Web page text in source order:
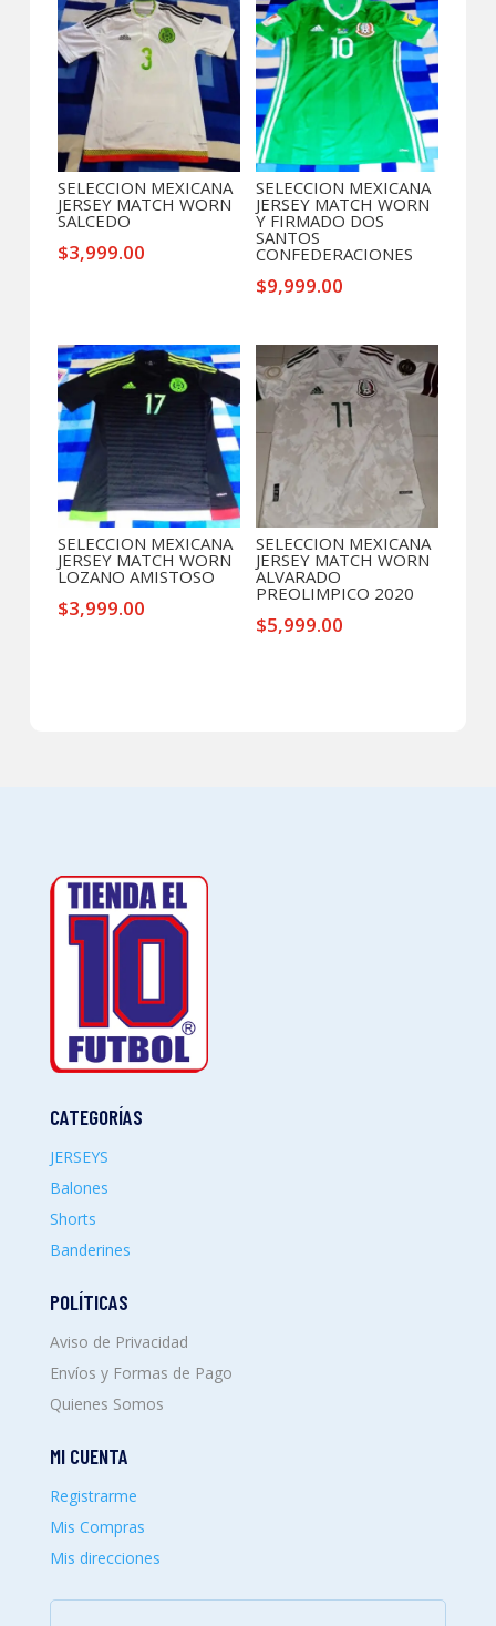
SELECCION MEXICANA
JERSEY MATCH WORN
SALCEDO
$3,999.00
SELECCION MEXICANA
JERSEY MATCH WORN
Y FIRMADO DOS
SANTOS
CONFEDERACIONES
$9,999.00
SELECCION MEXICANA
JERSEY MATCH WORN
LOZANO AMISTOSO
$3,999.00
SELECCION MEXICANA
JERSEY MATCH WORN
ALVARADO
PREOLIMPICO 2020
$5,999.00
CATEGORÍAS
JERSEYS
Balones
Shorts
Banderines
POLÍTICAS
Aviso de Privacidad
Envíos y Formas de Pago
Quienes Somos
MI CUENTA
Registrarme
Mis Compras
Mis direcciones